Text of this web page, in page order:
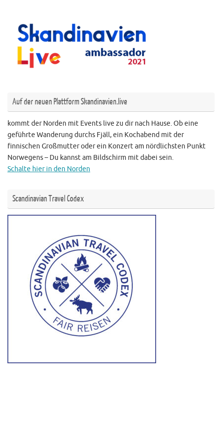
Auf der neuen Plattform Skandinavien.live
kommt der Norden mit Events live zu dir nach Hause. Ob eine
geführte Wanderung durchs Fjäll, ein Kochabend mit der
finnischen Großmutter oder ein Konzert am nördlichsten Punkt
Norwegens – Du kannst am Bildschirm mit dabei sein.
Schalte hier in den Norden
Scandinavian Travel Codex